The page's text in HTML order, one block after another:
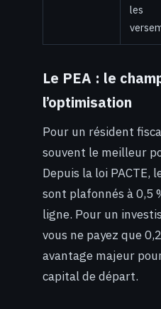
les
Le PEA : le
l’optimisation
Pour un résident
souvent le meilleur
Depuis la loi PACTE,
sont plafonnés à 0,5
ligne. Pour un
vous ne payez que
avantage majeur
capital de départ.